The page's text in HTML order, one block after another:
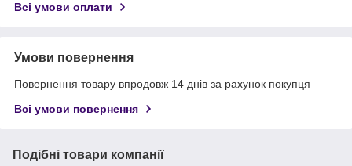
Всі умови оплати
Умови повернення
Повернення товару впродовж 14 днів за рахунок покупця
Всі умови повернення
Подібні товари компанії